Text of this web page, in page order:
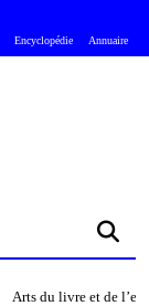
Encyclopédie Annuaire
Arts du livre et de